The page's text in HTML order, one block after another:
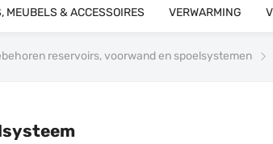
MEUBELS & ACCESSOIRES VERWARMING
reservoirs, voorwand en spoelsystemen